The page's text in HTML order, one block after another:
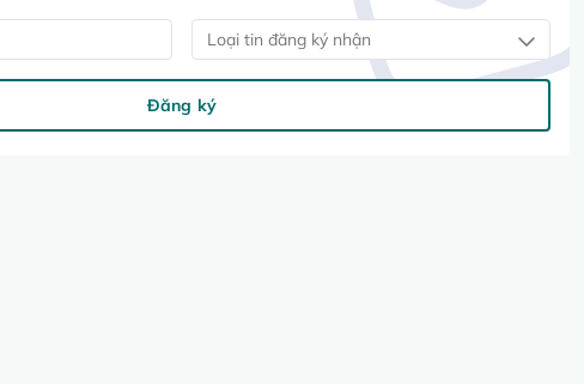
Loại tin đăng ký nhận
Đăng ký